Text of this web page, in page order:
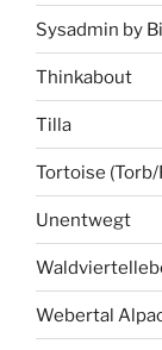
Sysadmin by
Thinkabout
Tilla
Tortoise
Unentwegt
Webertal